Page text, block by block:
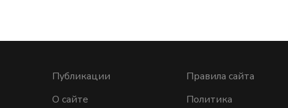
Публикации
О сайте
Правила сайта
Политика